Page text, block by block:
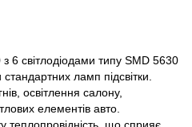
6 світлодіодами типу SMD 5630
ламп підсвітки.
освітлення салону,
елементів авто.
теплопровідність, що сприяє